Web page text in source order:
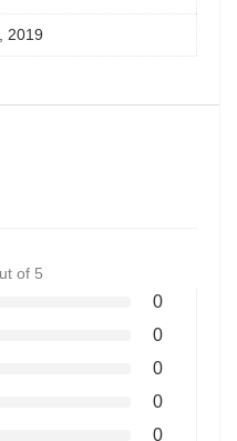
2019
of 5
0
0
0
0
0